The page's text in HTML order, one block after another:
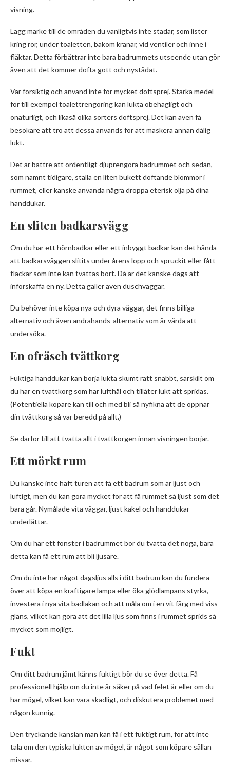
visning.
Lägg märke till de områden du vanligtvis inte städar, som lister
kring rör, under toaletten, bakom kranar, vid ventiler och inne i
fläktar. Detta förbättrar inte bara badrummets utseende utan gör
även att det kommer dofta gott och nystädat.
Var försiktig och använd inte för mycket doftsprej. Starka medel
för till exempel toalettrengöring kan lukta obehagligt och
onaturligt, och likaså olika sorters doftsprej. Det kan även få
besökare att tro att dessa används för att maskera annan dålig
lukt.
Det är bättre att ordentligt djuprengöra badrummet och sedan,
som nämnt tidigare, ställa en liten bukett doftande blommor i
rummet, eller kanske använda några droppa eterisk olja på dina
handdukar.
En sliten badkarsvägg
Om du har ett hörnbadkar eller ett inbyggt badkar kan det hända
att badkarsväggen slitits under årens lopp och spruckit eller fått
fläckar som inte kan tvättas bort. Då är det kanske dags att
införskaffa en ny. Detta gäller även duschväggar.
Du behöver inte köpa nya och dyra väggar, det finns billiga
alternativ och även andrahands-alternativ som är värda att
undersöka.
En ofräsch tvättkorg
Fuktiga handdukar kan börja lukta skumt rätt snabbt, särskilt om
du har en tvättkorg som har lufthål och tillåter lukt att spridas.
(Potentiella köpare kan till och med bli så nyfikna att de öppnar
din tvättkorg så var beredd på allt.)
Se därför till att tvätta allt i tvättkorgen innan visningen börjar.
Ett mörkt rum
Du kanske inte haft turen att få ett badrum som är ljust och
luftigt, men du kan göra mycket för att få rummet så ljust som det
bara går. Nymålade vita väggar, ljust kakel och handdukar
underlättar.
Om du har ett fönster i badrummet bör du tvätta det noga, bara
detta kan få ett rum att bli ljusare.
Om du inte har något dagsljus alls i ditt badrum kan du fundera
över att köpa en kraftigare lampa eller öka glödlampans styrka,
investera i nya vita badlakan och att måla om i en vit färg med viss
glans, vilket kan göra att det lilla ljus som finns i rummet sprids så
mycket som möjligt.
Fukt
Om ditt badrum jämt känns fuktigt bör du se över detta. Få
professionell hjälp om du inte är säker på vad felet är eller om du
har mögel, vilket kan vara skadligt, och diskutera problemet med
någon kunnig.
Den tryckande känslan man kan få i ett fuktigt rum, för att inte
tala om den typiska lukten av mögel, är något som köpare sällan
missar.